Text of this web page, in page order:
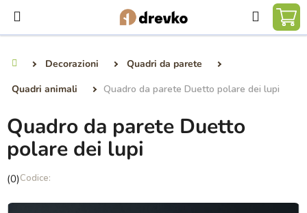
contenuto
Ricerca
Decorazioni
Quadri da parete
Quadri animali
Quadro da parete Duetto polare dei lupi
Quadro da parete Duetto
polare dei lupi
La
media
(0)